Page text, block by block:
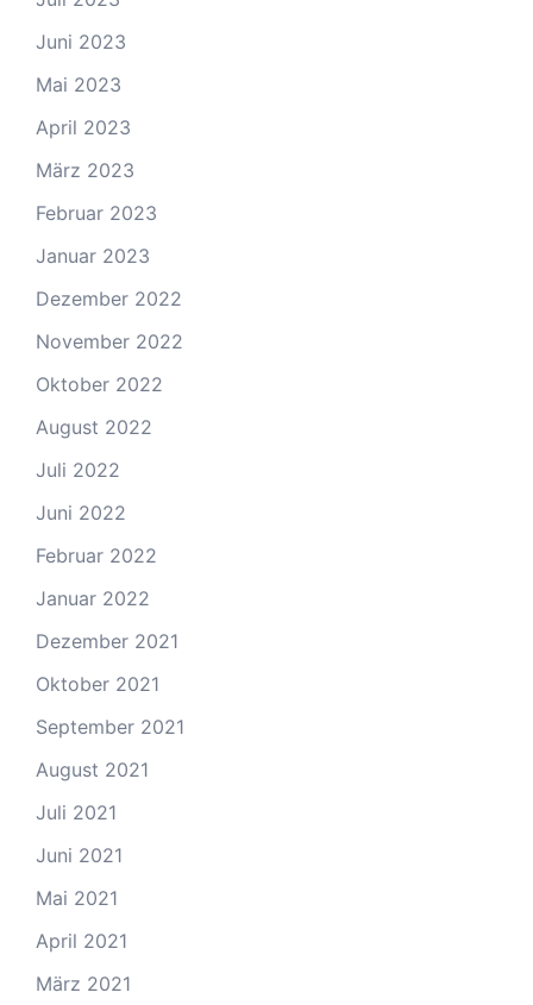
Juni 2023
Mai 2023
April 2023
März 2023
Februar 2023
Januar 2023
Dezember 2022
November 2022
Oktober 2022
August 2022
Juli 2022
Juni 2022
Februar 2022
Januar 2022
Dezember 2021
Oktober 2021
September 2021
August 2021
Juli 2021
Juni 2021
Mai 2021
April 2021
März 2021